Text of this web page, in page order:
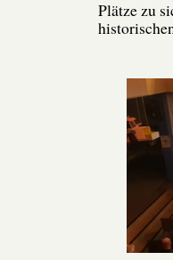
Plätze zu